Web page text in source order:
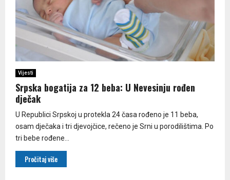
Vijesti
Srpska bogatija za 12 beba: U Nevesinju rođen
dječak
U Republici Srpskoj u protekla 24 časa rođeno je 11 beba,
osam dječaka i tri djevojčice, rečeno je Srni u porodilištima. Po
tri bebe rođene...
Pročitaj više